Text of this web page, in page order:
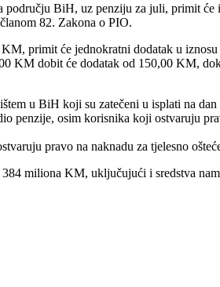
BiH, uz penziju za juli, primit
82. Zakona o PIO.
primit će jednokratni dodatak u
dobit će dodatak od 150,00 KM,
u BiH koji su zatečeni u isplati na dan
penzije, osim korisnika koji ostvaruju
pravo na naknadu za tjelesno
miliona KM, uključujući i sredstva